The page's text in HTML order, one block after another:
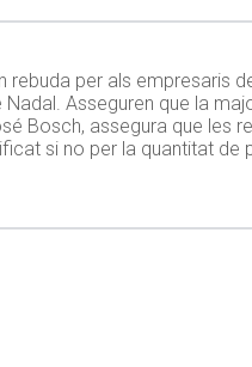
rebuda per als empresaris
Asseguren que la
Bosch, assegura que les
si no per la quantitat de